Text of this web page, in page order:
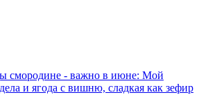
смородине - важно в июне: Мой
и ягода с вишню, сладкая как зефир